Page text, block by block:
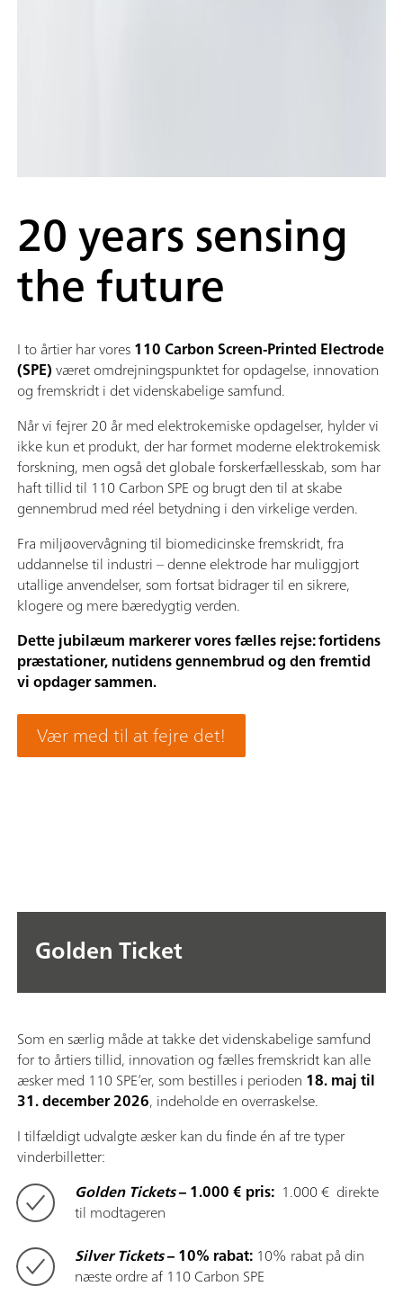
20 years sensing
the future
I to årtier har vores110 Carbon Screen-Printed Electrode
(SPE)været omdrejningspunktet for opdagelse, innovation
og fremskridt i det videnskabelige samfund.
Når vi fejrer 20 år med elektrokemiske opdagelser, hylder vi
ikke kun et produkt, der har formet moderne elektrokemisk
forskning, men også det globale forskerfællesskab, som har
haft tillid til 110 Carbon SPE og brugt den til at skabe
gennembrud med réel betydning i den virkelige verden.
Fra miljøovervågning til biomedicinske fremskridt, fra
uddannelse til industri – denne elektrode har muliggjort
utallige anvendelser, som fortsat bidrager til en sikrere,
klogere og mere bæredygtig verden.
Dette jubilæum markerer vores fælles rejse: fortidens
præstationer, nutidens gennembrud og den fremtid
vi opdager sammen.
Vær med til at fejre det!
Golden Ticket
Som en særlig måde at takke det videnskabelige samfund
for to årtiers tillid, innovation og fælles fremskridt kan alle
æsker med 110 SPE’er, som bestilles i perioden 18. maj til
31. december 2026, indeholde en overraskelse.
I tilfældigt udvalgte æsker kan du finde én af tre typer
vinderbilletter:
Golden Tickets– 1.000 € pris: 1.000 € direkte
til modtageren
Silver Tickets– 10% rabat: 10% rabat på din
næste ordre af 110 Carbon SPE